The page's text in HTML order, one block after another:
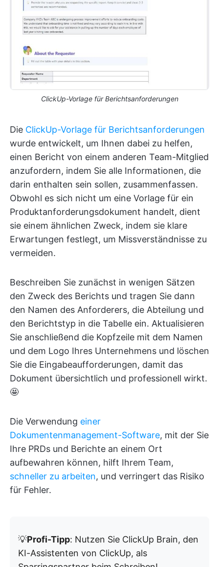
ClickUp-Vorlage für Berichtsanforderungen
Die ClickUp-Vorlage für Berichtsanforderungen
wurde entwickelt, um Ihnen dabei zu helfen,
einen Bericht von einem anderen Team-Mitglied
anzufordern, indem Sie alle Informationen, die
darin enthalten sein sollen, zusammenfassen.
Obwohl es sich nicht um eine Vorlage für ein
Produktanforderungsdokument handelt, dient
sie einem ähnlichen Zweck, indem sie klare
Erwartungen festlegt, um Missverständnisse zu
vermeiden.
Beschreiben Sie zunächst in wenigen Sätzen
den Zweck des Berichts und tragen Sie dann
den Namen des Anforderers, die Abteilung und
den Berichtstyp in die Tabelle ein. Aktualisieren
Sie anschließend die Kopfzeile mit dem Namen
und dem Logo Ihres Unternehmens und löschen
Sie die Eingabeaufforderungen, damit das
Dokument übersichtlich und professionell wirkt.
🤩
Die Verwendung einer
Dokumentenmanagement-Software, mit der Sie
Ihre PRDs und Berichte an einem Ort
aufbewahren können, hilft Ihrem Team,
schneller zu arbeiten, und verringert das Risiko
für Fehler.
💡Profi-Tipp: Nutzen Sie ClickUp Brain, den
KI-Assistenten von ClickUp, als